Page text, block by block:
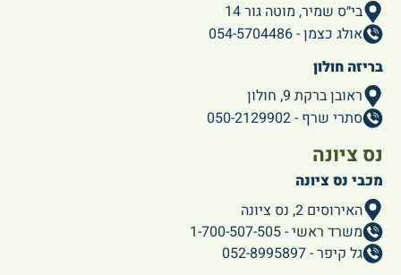
בי״ס שמיר, מוטה גור 14
אולג כצמן - 054-5704486
בריזה חולון
ראובן ברקת 9, חולון
סתרי שרף - 050-2129902
נס ציונה
מכבי נס ציונה
האירוסים 2, נס ציונה
משרד ראשי - 1-700-507-505
גל קיפר - 052-8995897